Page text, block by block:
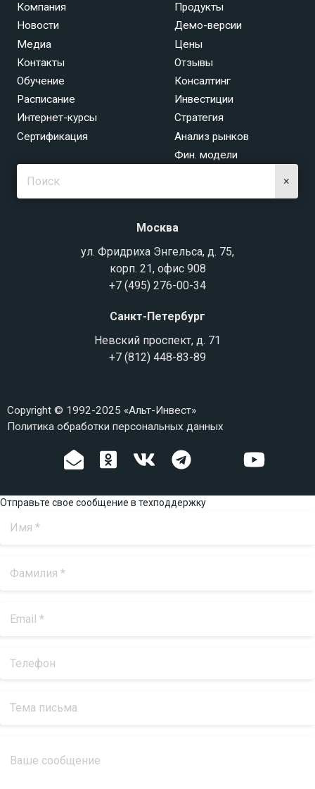
Компания
Новости
Медиа
Контакты
Продукты
Демо-версии
Цены
Отзывы
Обучение
Расписание
Интернет-курсы
Сертификация
Консалтинг
Инвестиции
Стратегия
Анализ рынков
Фин. модели
×
Москва
ул. Фридриха Энгельса, д. 75,
корп. 21, офис 908
+7 (495) 276-00-34
Санкт-Петербург
Невский проспект, д. 71
+7 (812) 448-83-89
Copyright © 1992-2025 «Альт-Инвест»
Политика обработки персональных данных
Отправьте свое сообщение в техподдержку